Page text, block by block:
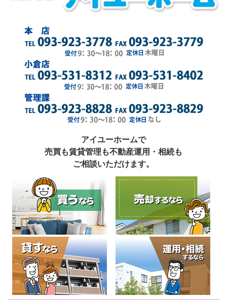
アイユーホームで
売買も賃貸管理も不動産運用・相続も
ご相談いただけます。